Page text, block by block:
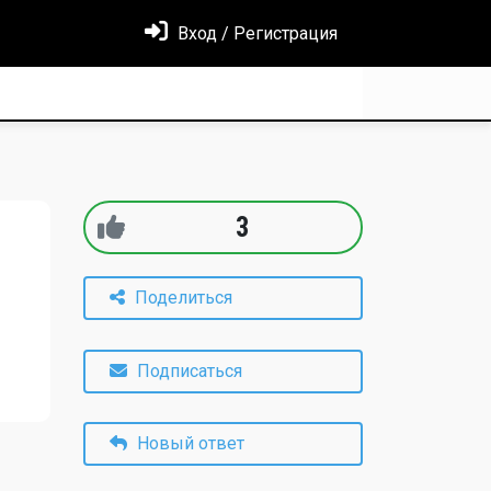
Вход / Регистрация
3
Поделиться
Подписаться
Новый ответ